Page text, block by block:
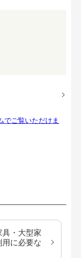
でご覧いただけま
・大型家
に必要な